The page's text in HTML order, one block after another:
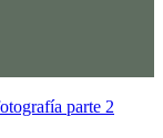
parte 2